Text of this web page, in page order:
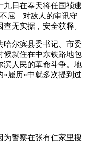
九日在奉天将任国祯逮
屈，对敌人的审讯守
无实据，安全获释。
哈尔滨县委书记、市委
候就住在中东铁路地包
滨人民的革命斗争。地
履历»中就多次提到过
为警察在张有仁家里搜